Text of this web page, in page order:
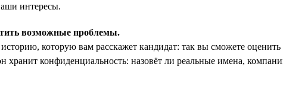
интересы.
возможные проблемы.
которую вам расскажет кандидат: так вы сможете оценить
конфиденциальность: назовёт ли реальные имена,